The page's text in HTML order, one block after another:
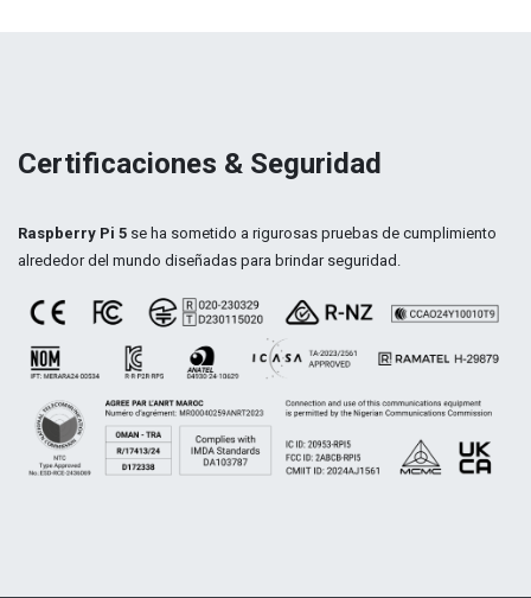
Certificaciones & Seguridad
Raspberry Pi 5 se ha sometido a rigurosas pruebas de cumplimiento
alrededor del mundo diseñadas para brindar seguridad.